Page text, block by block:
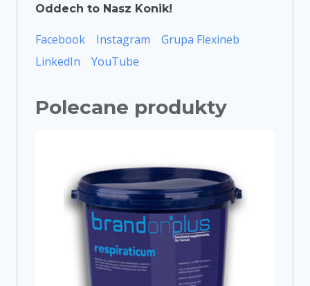
Oddech to Nasz Konik!
Facebook Instagram
Grupa Flexineb
LinkedIn
YouTube
Polecane produkty